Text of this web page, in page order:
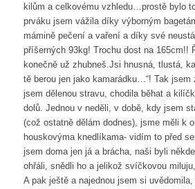
kilům a celkovému vzhledu…prostě bylo
prváku jsem vážila díky výborným
mámině pečení a vaření a díky své
příšerných 93kg! Trochu dost na 165cm!!
konečně už zhubneš.Jsi hnusná, tlustá,
tě berou jen jako kamarádku…“! Tak jsem
jsem dělenou stravu, chodila běhat a
dolů. Jednou v neděli, v době, kdy jsem
(což ostatně dělám dodnes), jsme měli k
houskovýma knedlíkama- vidím to před
jsem doma jen já a brácha, naši byli
ohřáli, snědli ho a jelikož svíčkovou
A pak ještě a najednou jsem si